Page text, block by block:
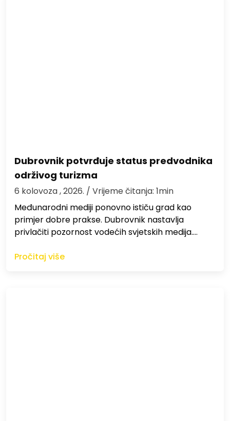
Dubrovnik potvrđuje status predvodnika
održivog turizma
6 kolovoza , 2026. / Vrijeme čitanja: 1min
Međunarodni mediji ponovno ističu grad kao
primjer dobre prakse. Dubrovnik nastavlja
privlačiti pozornost vodećih svjetskih medija.…
Pročitaj više